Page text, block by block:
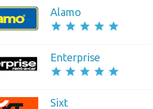
Alamo
star star star star star
Enterprise
star star star star star
Sixt